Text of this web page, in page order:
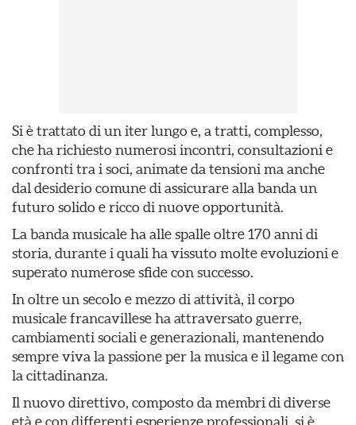
Si è trattato di un iter lungo e, a tratti, complesso,
che ha richiesto numerosi incontri, consultazioni e
confronti tra i soci, animate da tensioni ma anche
dal desiderio comune di assicurare alla banda un
futuro solido e ricco di nuove opportunità.
La banda musicale ha alle spalle oltre 170 anni di
storia, durante i quali ha vissuto molte evoluzioni e
superato numerose sfide con successo.
In oltre un secolo e mezzo di attività, il corpo
musicale francavillese ha attraversato guerre,
cambiamenti sociali e generazionali, mantenendo
sempre viva la passione per la musica e il legame con
la cittadinanza.
Il nuovo direttivo, composto da membri di diverse
età e con differenti esperienze professionali, si è